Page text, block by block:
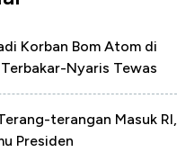
Korban Bom Atom di
Nyaris Tewas
terangan Masuk RI,
Presiden